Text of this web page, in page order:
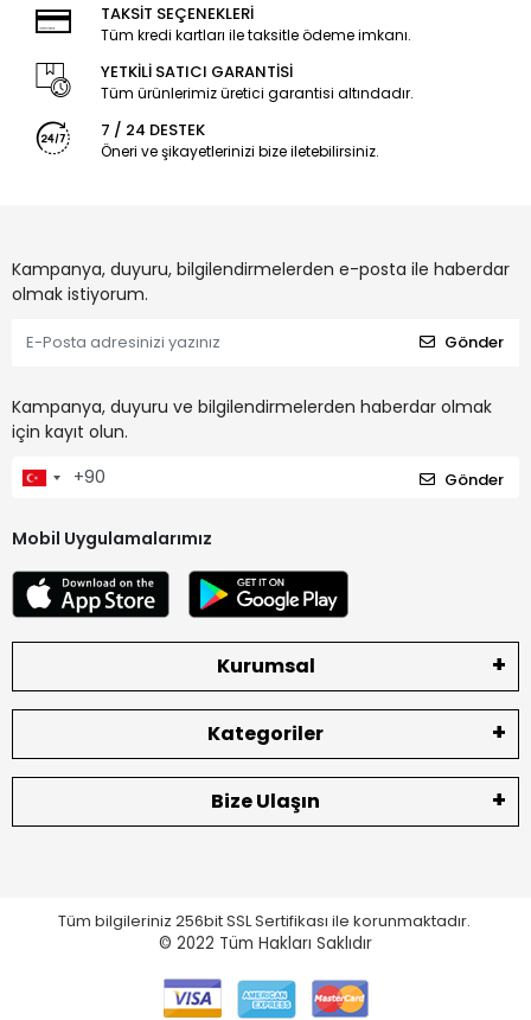
TAKSİT SEÇENEKLERİ
Tüm kredi kartları ile taksitle ödeme imkanı.
YETKİLİ SATICI GARANTİSİ
Tüm ürünlerimiz üretici garantisi altındadır.
7 / 24 DESTEK
Öneri ve şikayetlerinizi bize iletebilirsiniz.
Kampanya, duyuru, bilgilendirmelerden e-posta ile haberdar
olmak istiyorum.
Gönder
Kampanya, duyuru ve bilgilendirmelerden haberdar olmak
için kayıt olun.
Gönder
Mobil Uygulamalarımız
Kurumsal
Kategoriler
Bize Ulaşın
Tüm bilgileriniz 256bit SSL Sertifikası ile korunmaktadır.
© 2022 Tüm Hakları Saklıdır